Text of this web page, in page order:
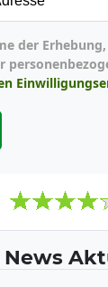
News